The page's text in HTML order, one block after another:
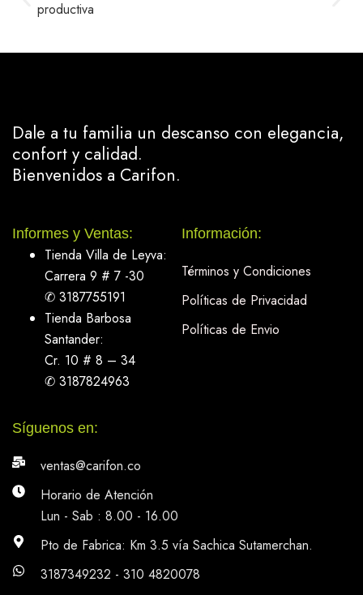
Dale a tu familia un descanso con elegancia,
confort y calidad.
Bienvenidos a Carifon.
Informes y Ventas:
Tienda Villa de Leyva:
Carrera 9 # 7 -30
✆ 3187755191
Tienda Barbosa
Santander:
Cr. 10 # 8 – 34
✆ 3187824963
Información:
Términos y Condiciones
Políticas de Privacidad
Políticas de Envio
Síguenos en:
ventas@carifon.co
Horario de Atención
Lun - Sab : 8.00 - 16.00
Pto de Fabrica: Km 3.5 vía Sachica Sutamerchan.
3187349232 - 310 4820078